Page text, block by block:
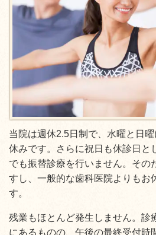
当院は週休2.5日制で、水曜と日
休みです。さらに祝日も休診日と
でも振替診療を行いません。その
すし、一般的な歯科医院よりもお
す。
残業もほとんど発生しません。診
にあるものの、午後の最終受付時